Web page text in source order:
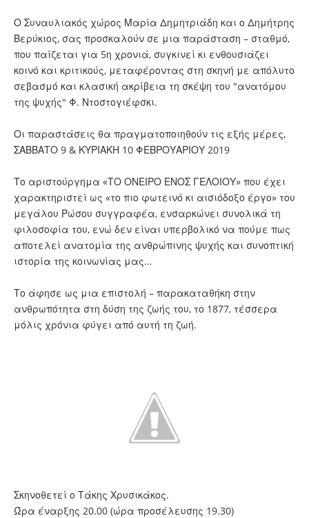
Ο Συναυλιακός χώρος Μαρία Δημητριάδη και ο Δημήτρης
Βερύκιος, σας προσκαλούν σε μια παράσταση – σταθμό,
που παίζεται για 5η χρονιά, συγκινεί κι ενθουσιάζει
κοινό και κριτικούς, μεταφέροντας στη σκηνή με απόλυτο
σεβασμό και κλασική ακρίβεια τη σκέψη του "ανατόμου
της ψυχής" Φ. Ντοστογιέφσκι.
Οι παραστάσεις θα πραγματοποιηθούν τις εξής μέρες,
ΣΑΒΒΑΤΟ 9 & ΚΥΡΙΑΚΗ 10 ΦΕΒΡΟΥΑΡΙΟΥ 2019
Το αριστούργημα «ΤΟ ΟΝΕΙΡΟ ΕΝΟΣ ΓΕΛΟΙΟΥ» που έχει
χαρακτηριστεί ως «το πιο φωτεινό κι αισιόδοξο έργο» του
μεγάλου Ρώσου συγγραφέα, ενσαρκώνει συνολικά τη
φιλοσοφία του, ενώ δεν είναι υπερβολικό να πούμε πως
αποτελεί ανατομία της ανθρώπινης ψυχής και συνοπτική
ιστορία της κοινωνίας μας…
Το άφησε ως μια επιστολή – παρακαταθήκη στην
ανθρωπότητα στη δύση της ζωής του, το 1877, τέσσερα
μόλις χρόνια φύγει από αυτή τη ζωή.
Σκηνοθετεί ο Τάκης Χρυσικάκος.
Ώρα έναρξης 20.00 (ώρα προσέλευσης 19.30)